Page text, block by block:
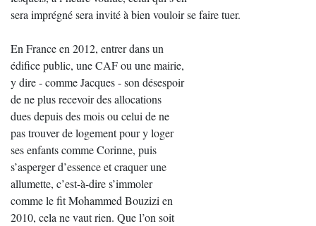
sera imprégné sera invité à bien vouloir se faire tuer.
En France en 2012, entrer dans un
édifice public, une CAF ou une mairie,
y dire - comme Jacques - son désespoir
de ne plus recevoir des allocations
dues depuis des mois ou celui de ne
pas trouver de logement pour y loger
ses enfants comme Corinne, puis
s’asperger d’essence et craquer une
allumette, c’est-à-dire s’immoler
comme le fit Mohammed Bouzizi en
2010, cela ne vaut rien. Que l’on soit